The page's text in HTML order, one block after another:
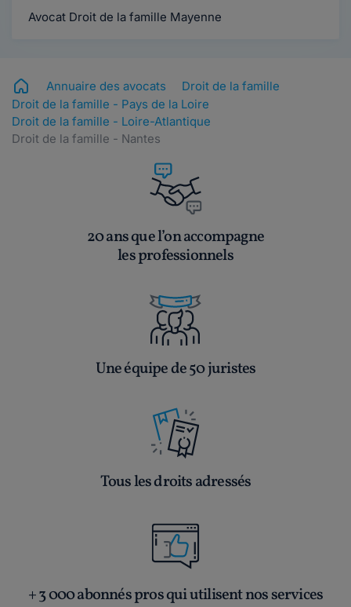
Avocat Droit de la famille Mayenne
Annuaire des avocats
Droit de la famille
Droit de la famille - Pays de la Loire
Droit de la famille - Loire-Atlantique
Droit de la famille - Nantes
20 ans que l’on accompagne
les professionnels
Une équipe de 50 juristes
Tous les droits adressés
+ 3 000 abonnés pros qui utilisent nos services